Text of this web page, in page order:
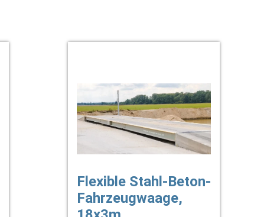
Flexible Stahl-Beton-
Fahrzeugwaage,